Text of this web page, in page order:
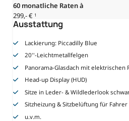
Ausstattung
Lackierung: Piccadilly Blue
20''-Leichtmetallfelgen
Panorama-Glasdach mit elektrischen
Head-up Display (HUD)
Sitze in Leder- & Wildlederlook
Sitzheizung & Sitzbelüftung für
u.v.m.
60 monatliche Raten à
299,- € 1